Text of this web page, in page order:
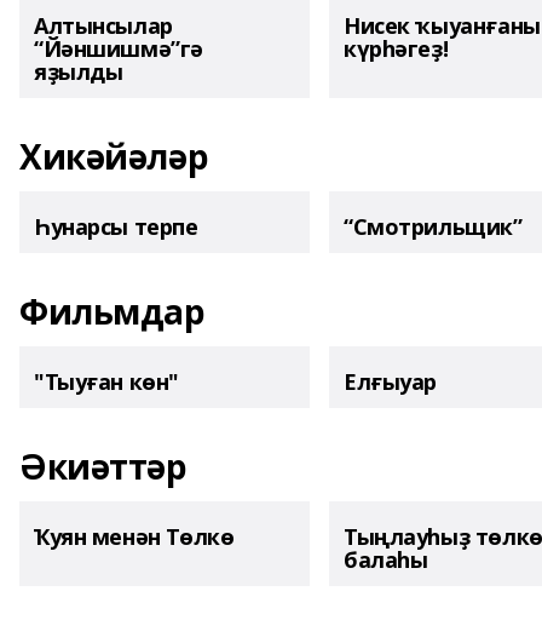
Алтынсылар
“Йәншишмә”гә
яҙылды
Нисек
күрһәгеҙ!
Хикәйәләр
Һунарсы терпе “Смотрильщик”
Фильмдар
"Тыуған көн" Елғыуар
Әкиәттәр
Ҡуян менән Төлкө Тыңлауһыҙ төлкө
балаһы